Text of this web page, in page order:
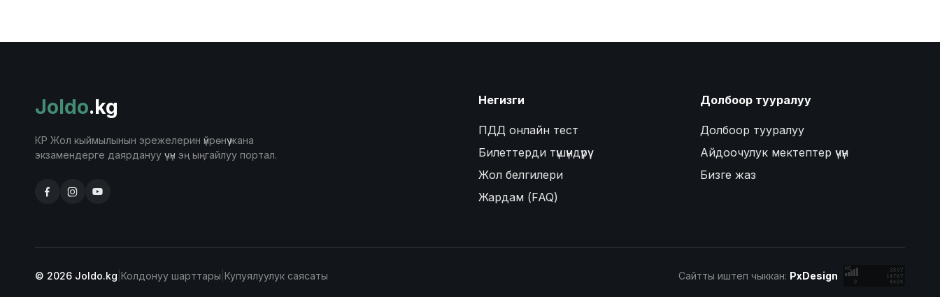
Joldo.kg
КР Жол кыймылынын эрежелерин үйрөнүү жана
экзамендерге даярдануу үчүн эң ыңгайлуу портал.
Негизги
ПДД онлайн тест
Билеттерди түшүндүрүү
Жол белгилери
Жардам (FAQ)
Долбоор тууралуу
Долбоор тууралуу
Айдоочулук мектептер үчүн
Бизге жаз
© 2026 Joldo.kg Колдонуу шарттары Купуялуулук саясаты Сайтты иштеп чыккан: PxDesign